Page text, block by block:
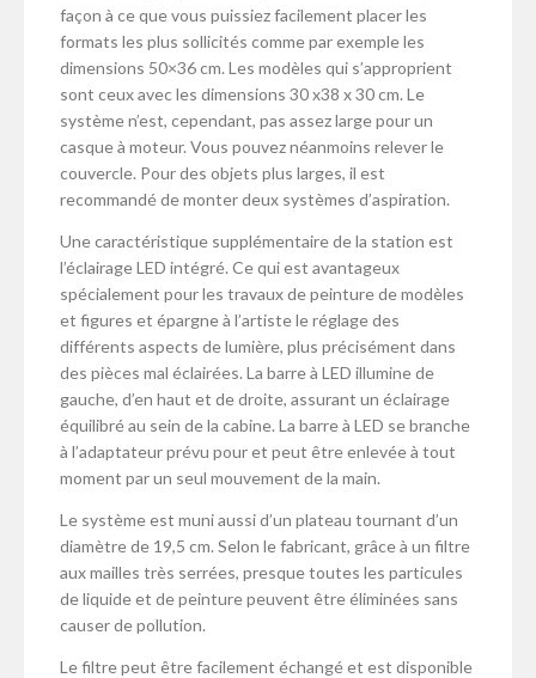
façon à ce que vous puissiez facilement placer les
formats les plus sollicités comme par exemple les
dimensions 50×36 cm. Les modèles qui s’approprient
sont ceux avec les dimensions 30 x38 x 30 cm. Le
système n’est, cependant, pas assez large pour un
casque à moteur. Vous pouvez néanmoins relever le
couvercle. Pour des objets plus larges, il est
recommandé de monter deux systèmes d’aspiration.
Une caractéristique supplémentaire de la station est
l’éclairage LED intégré. Ce qui est avantageux
spécialement pour les travaux de peinture de modèles
et figures et épargne à l’artiste le réglage des
différents aspects de lumière, plus précisément dans
des pièces mal éclairées. La barre à LED illumine de
gauche, d’en haut et de droite, assurant un éclairage
équilibré au sein de la cabine. La barre à LED se branche
à l’adaptateur prévu pour et peut être enlevée à tout
moment par un seul mouvement de la main.
Le système est muni aussi d’un plateau tournant d’un
diamètre de 19,5 cm. Selon le fabricant, grâce à un filtre
aux mailles très serrées, presque toutes les particules
de liquide et de peinture peuvent être éliminées sans
causer de pollution.
Le filtre peut être facilement échangé et est disponible